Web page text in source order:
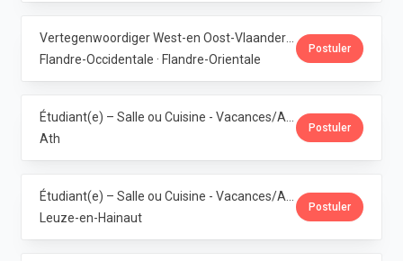
Flandre-Occidentale · Flandre-Orientale
Postuler
Ath
Postuler
Leuze-en-Hainaut
Postuler